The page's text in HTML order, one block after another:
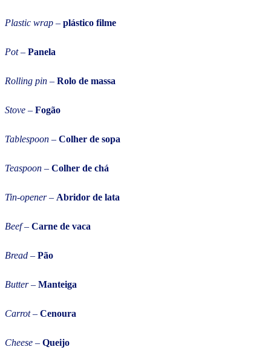
Plastic wrap – plástico filme
Pot– Panela
Rolling pin – Rolo de massa
Stove – Fogão
Tablespoon – Colher de sopa
Teaspoon – Colher de chá
Tin-opener– Abridor de lata
Beef– Carne de vaca
Bread – Pão
Butter– Manteiga
Carrot – Cenoura
Cheese – Queijo